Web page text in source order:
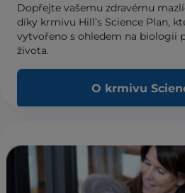
Dopřejte vašemu zdravému
díky krmivu Hill’s Science Plan,
vytvořeno s ohledem na biologii
života.
O krmivu